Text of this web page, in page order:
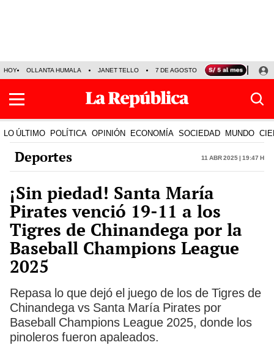
HOY OLLANTA HUMALA JANET TELLO 7 DE AGOSTO TINKA RESULTADOS
LO ÚLTIMO POLÍTICA OPINIÓN ECONOMÍA SOCIEDAD MUNDO
Deportes 11 Abr 2025 | 19:47 h
¡Sin piedad! Santa María
Pirates venció 19-11 a los
Tigres de Chinandega por la
Baseball Champions League
2025
Repasa lo que dejó el juego de los de Tigres de
Chinandega vs Santa María Pirates por
Baseball Champions League 2025, donde los
pinoleros fueron apaleados.